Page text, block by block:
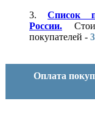
3. Список
России.
покупателей -
Оплата